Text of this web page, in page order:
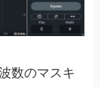
数のマスキ